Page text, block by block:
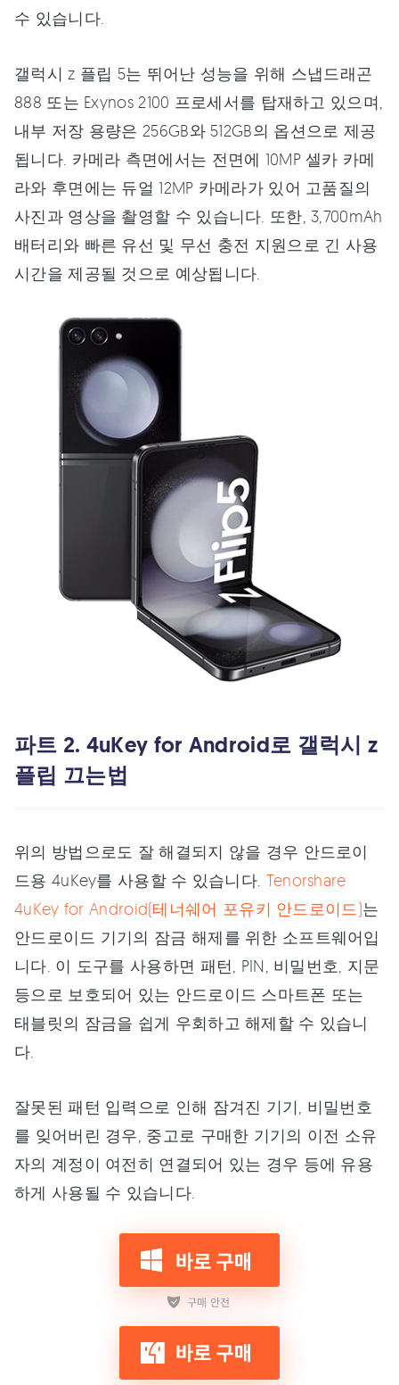
수 있습니다.
갤럭시 z 플립 5는 뛰어난 성능을 위해 스냅드래곤
888 또는 Exynos 2100 프로세서를 탑재하고 있으며,
내부 저장 용량은 256GB와 512GB의 옵션으로 제공
됩니다. 카메라 측면에서는 전면에 10MP 셀카 카메
라와 후면에는 듀얼 12MP 카메라가 있어 고품질의
사진과 영상을 촬영할 수 있습니다. 또한, 3,700mAh
배터리와 빠른 유선 및 무선 충전 지원으로 긴 사용
시간을 제공될 것으로 예상됩니다.
파트 2. 4uKey for Android로 갤럭시 z
플립 끄는법
위의 방법으로도 잘 해결되지 않을 경우 안드로이
드용 4uKey를 사용할 수 있습니다. Tenorshare
4uKey for Android(테너쉐어 포유키 안드로이드)는
안드로이드 기기의 잠금 해제를 위한 소프트웨어입
니다. 이 도구를 사용하면 패턴, PIN, 비밀번호, 지문
등으로 보호되어 있는 안드로이드 스마트폰 또는
태블릿의 잠금을 쉽게 우회하고 해제할 수 있습니
다.
잘못된 패턴 입력으로 인해 잠겨진 기기, 비밀번호
를 잊어버린 경우, 중고로 구매한 기기의 이전 소유
자의 계정이 여전히 연결되어 있는 경우 등에 유용
하게 사용될 수 있습니다.